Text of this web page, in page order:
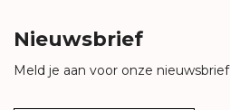
Nieuwsbrief
Meld je aan voor onze nieuwsbrief